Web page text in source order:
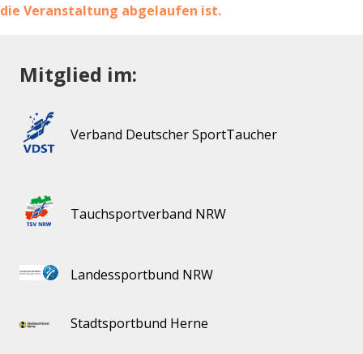
die Veranstaltung abgelaufen ist.
Mitglied im:
Verband Deutscher SportTaucher
Tauchsportverband NRW
Landessportbund NRW
Stadtsportbund Herne